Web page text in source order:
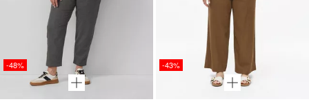
-48% -43%